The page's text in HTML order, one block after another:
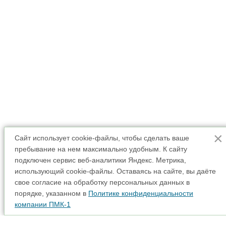
Сайт использует cookie-файлы, чтобы сделать ваше
пребывание на нем максимально удобным. К cайту
подключен сервис веб-аналитики Яндекс. Метрика,
использующий cookie-файлы. Оставаясь на сайте, вы даёте
свое согласие на обработку персональных данных в
порядке, указанном в Политике конфиденциальности
компании ПМК-1
×